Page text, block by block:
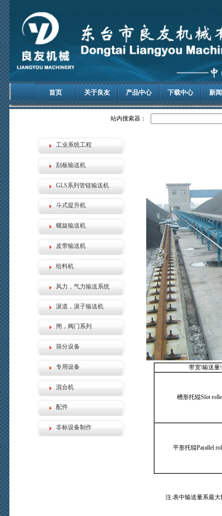
首页 关于良友 产品中心 下载中心 新
站内搜索器：
工业系统工程
刮板输送机
GLS系列管链输送机
斗式提升机
螺旋输送机
皮带输送机
给料机
风力，气力输送系统
滚道，滚子输送机
闸，阀门系列
筛分设备
专用设备
混合机
配件
非标设备制作
带宽\输送量
槽形托辊Slot
平形托辊Parallel
注:表中输送量系最